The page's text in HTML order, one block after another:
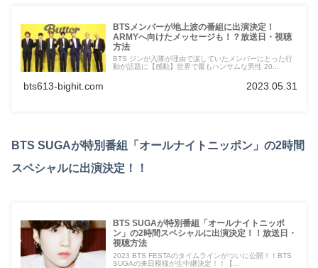
BTSメンバーが地上波の番組に出演決定！
ARMYへ向けたメッセージも！？放送日・視聴
方法
BTS ジンが入隊が理由で涙していたメンバーにとった行
動が話題に【感動】世界で最もハンサムな男性 20...
bts613-bighit.com 2023.05.31
BTS SUGAが特別番組「オールナイトニッポン」の2時間
スペシャルに出演決定！！
BTS SUGAが特別番組「オールナイトニッポ
ン」の2時間スペシャルに出演決定！！放送日・
視聴方法
2023 BTS FESTAのタイムラインがついに公開！！BTS
SUGAの来日模様が生中継決定！！【...